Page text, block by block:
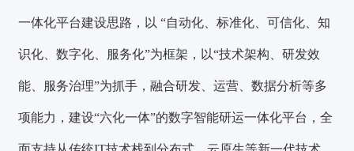
一体化平台建设思路，以 “自动化、标准化、可信化、知
识化、数字化、服务化”为框架，以“技术架构、研发效
能、服务治理”为抓手，融合研发、运营、数据分析等多
项能力，建设“六化一体”的数字智能研运一体化平台，全